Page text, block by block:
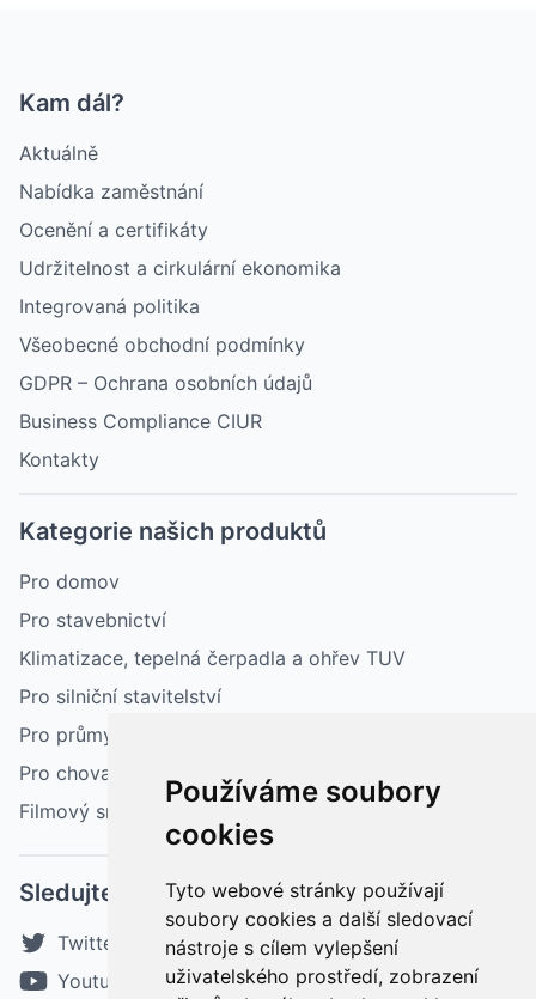
Používáme soubory
cookies
Tyto webové stránky používají
soubory cookies a další sledovací
nástroje s cílem vylepšení
uživatelského prostředí, zobrazení
Kam dál?
Aktuálně
Nabídka zaměstnání
Ocenění a certifikáty
Udržitelnost a cirkulární ekonomika
Integrovaná politika
Všeobecné obchodní podmínky
GDPR – Ochrana osobních údajů
Business Compliance CIUR
Kontakty
Kategorie našich produktů
Pro domov
Pro stavebnictví
Klimatizace, tepelná čerpadla a ohřev TUV
Pro silniční stavitelství
Pro průmysl
Pro chovatelství a zemědělství
Filmový sníh
Sledujte nás
Twitter
Youtube